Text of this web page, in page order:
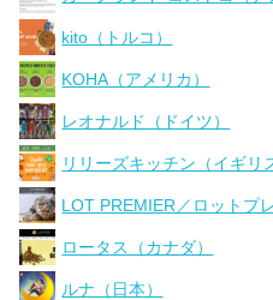
kito（トルコ）
KOHA（アメリカ）
レオナルド（ドイツ）
リリーズキッチン（イギリ
LOT PREMIER／ロットプ
ロータス（カナダ）
ルナ（日本）